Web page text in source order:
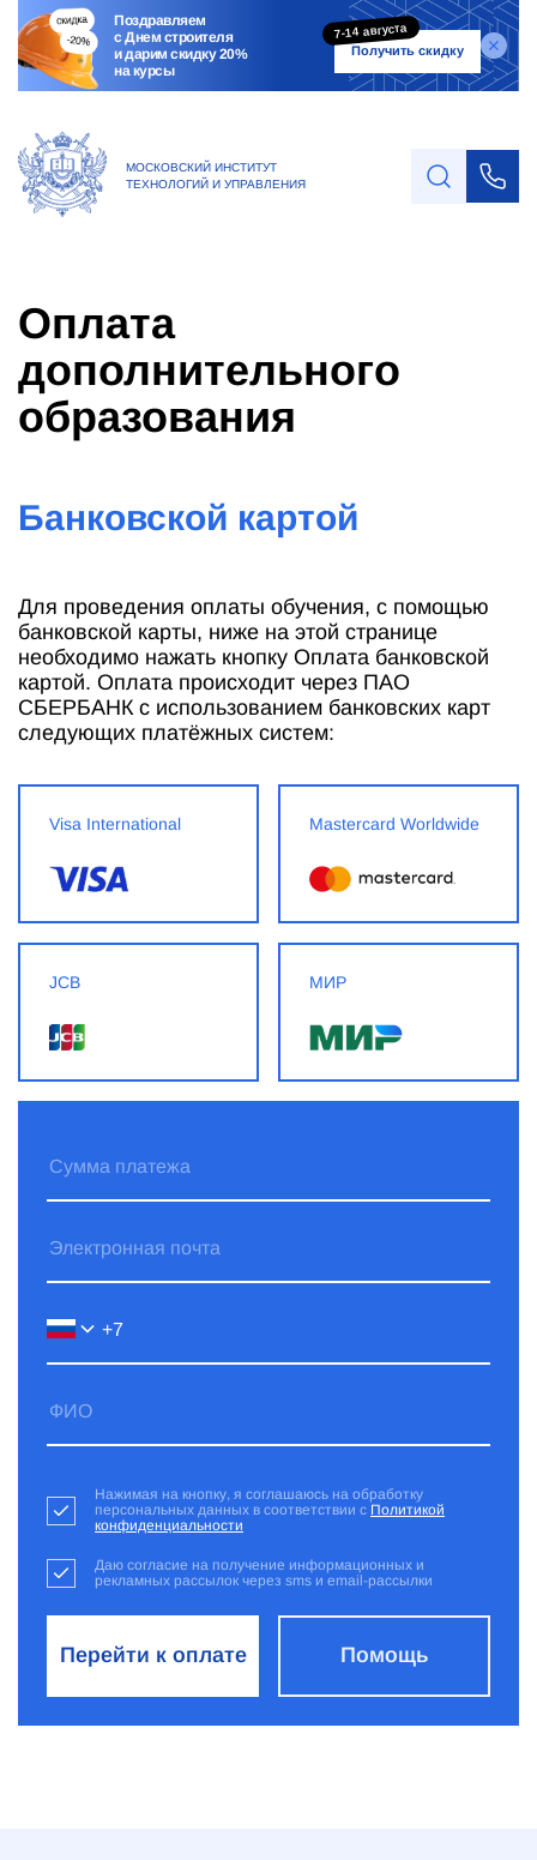
Поздравляем
с Днем строителя
и дарим скидку 20%
на курсы
7-14 августа
Получить скидку
МОСКОВСКИЙ ИНСТИТУТ
ТЕХНОЛОГИЙ И УПРАВЛЕНИЯ
Оплата
дополнительного
образования
Банковской картой
Для проведения оплаты обучения, с помощью
банковской карты, ниже на этой странице
необходимо нажать кнопку Оплата банковской
картой. Оплата происходит через ПАО
СБЕРБАНК с использованием банковских карт
следующих платёжных систем:
Visa International Mastercard Worldwide
JCB МИР
Нажимая на кнопку, я соглашаюсь на обработку
персональных данных в соответствии с Политикой
конфиденциальности
Даю согласие на получение информационных и
рекламных рассылок через sms и email-рассылки
Перейти к оплате Помощь